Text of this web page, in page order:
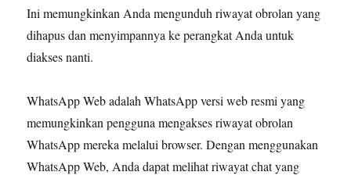
Ini memungkinkan Anda mengunduh riwayat obrolan yang
dihapus dan menyimpannya ke perangkat Anda untuk
diakses nanti.
WhatsApp Web adalah WhatsApp versi web resmi yang
memungkinkan pengguna mengakses riwayat obrolan
WhatsApp mereka melalui browser. Dengan menggunakan
WhatsApp Web, Anda dapat melihat riwayat chat yang